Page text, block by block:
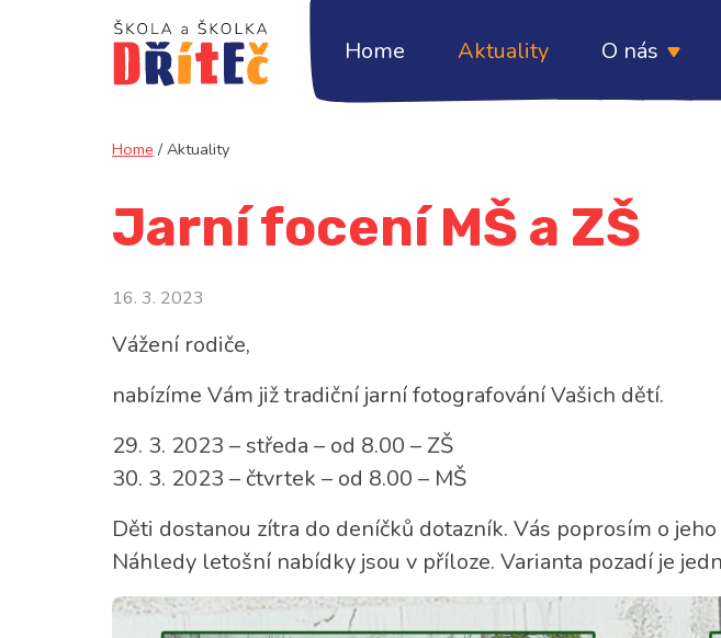
Home Aktuality O nás
Home / Aktuality
Jarní focení MŠ a ZŠ
16. 3. 2023
Vážení rodiče,
nabízíme Vám již tradiční jarní fotografování Vašich dětí.
29. 3. 2023 – středa – od 8.00 – ZŠ
30. 3. 2023 – čtvrtek – od 8.00 – MŠ
Děti dostanou zítra do deníčků dotazník. Vás poprosím o
Náhledy letošní nabídky jsou v příloze. Varianta pozadí je